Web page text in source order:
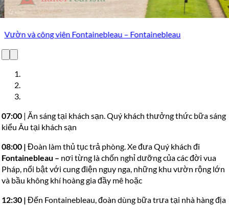
Fontainebleau (Kiến trúc hoàng gia)
07:00 | Ăn sáng tại khách sạn. Quý khách thưởng thức bữa sáng
kiểu Âu tại khách sạn
08:00 | Đoàn làm thủ tục trả phòng. Xe đưa Quý khách đi
Fontainebleau – nơi từng là chốn nghỉ dưỡng của các đời vua
Pháp, nổi bật với cung điện nguy nga, những khu vườn rộng lớn
và bầu không khí hoàng gia đầy mê hoặc
12:30 | Đến Fontainebleau, đoàn dùng bữa trưa tại nhà hàng địa